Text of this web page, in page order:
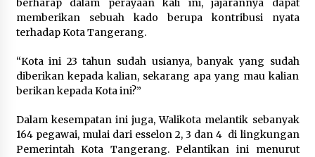
12 Coklat Terbaik dan Enak di
Pasaran
8 Agustus 2026
untuk Menemani Aktivitas
8 Agustus 2026
berharap dalam perayaan kali ini, jajarannya dapat
memberikan sebuah kado berupa kontribusi nyata
terhadap Kota Tangerang.
“Kota ini 23 tahun sudah usianya, banyak yang sudah
diberikan kepada kalian, sekarang apa yang mau kalian
berikan kepada Kota ini?”
Dalam kesempatan ini juga, Walikota melantik sebanyak
164 pegawai, mulai dari esselon 2, 3 dan 4 di lingkungan
Pemerintah Kota Tangerang. Pelantikan ini menurut